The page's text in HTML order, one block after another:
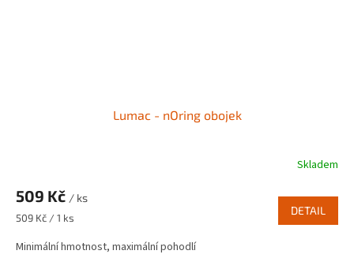
Lumac - nOring obojek
produktu
je
5,0
z
Skladem
509 Kč / ks
Měrná
509 Kč / 1 ks
DETAIL
Minimální hmotnost, maximální pohodlí